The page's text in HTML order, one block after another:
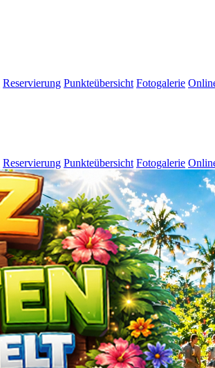
Reservierung Punkteübersicht Fotogalerie
Reservierung Punkteübersicht Fotogalerie